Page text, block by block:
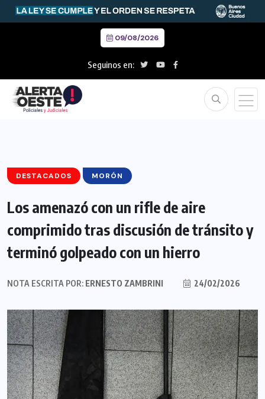
09/08/2026
Seguinos en:
DESTACADOS MORÓN
Los amenazó con un rifle de aire
comprimido tras discusión de tránsito y
terminó golpeado con un hierro
NOTA ESCRITA POR: ERNESTO ZAMBRINI 24/02/2026